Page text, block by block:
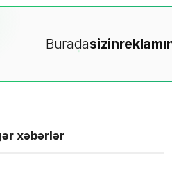
Buradasizin
xəbərlər